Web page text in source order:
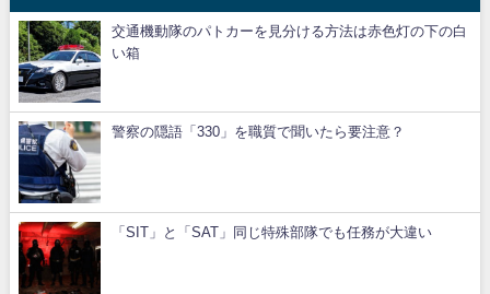
交通機動隊のパトカーを見分ける方法は赤色灯の下の白
い箱
警察の隠語「330」を職質で聞いたら要注意？
「SIT」と「SAT」同じ特殊部隊でも任務が大違い